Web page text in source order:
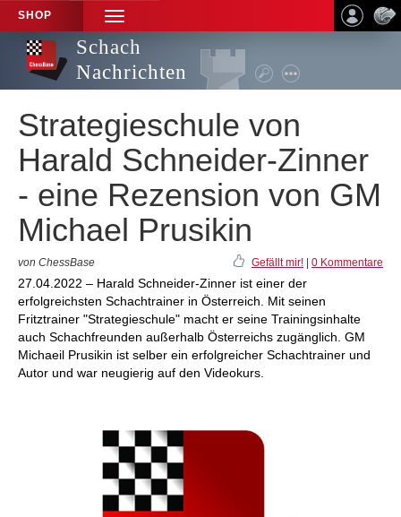
SHOP
TOGGLE
NAVIGATION
Schach
Nachrichten
Strategieschule von
Harald Schneider-Zinner
- eine Rezension von GM
Michael Prusikin
von ChessBase Gefällt mir! 0 Kommentare
27.04.2022 – Harald Schneider-Zinner ist einer der
erfolgreichsten Schachtrainer in Österreich. Mit seinen
Fritztrainer "Strategieschule" macht er seine Trainingsinhalte
auch Schachfreunden außerhalb Österreichs zugänglich. GM
Michaeil Prusikin ist selber ein erfolgreicher Schachtrainer und
Autor und war neugierig auf den Videokurs.